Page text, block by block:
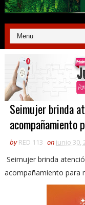
Seimujer brinda
acompañamiento
by RED 113 on junio 30,
Seimujer brinda
acompañamiento para